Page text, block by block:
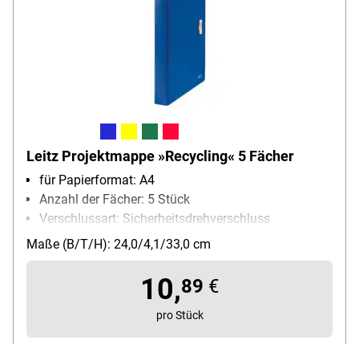
Leitz Projektmappe »Recycling« 5 Fächer
für Papierformat: A4
Anzahl der Fächer: 5 Stück
Verschlussart: Sicherheitsdrehverschluss
Material: Recycling-Polypropylen
Besonderheiten: aus Recycling-Kunststoff,
zusätzliches Ablagefach
Maße (B/T/H): 24,0/4,1/33,0 cm
10,89 €
pro Stück